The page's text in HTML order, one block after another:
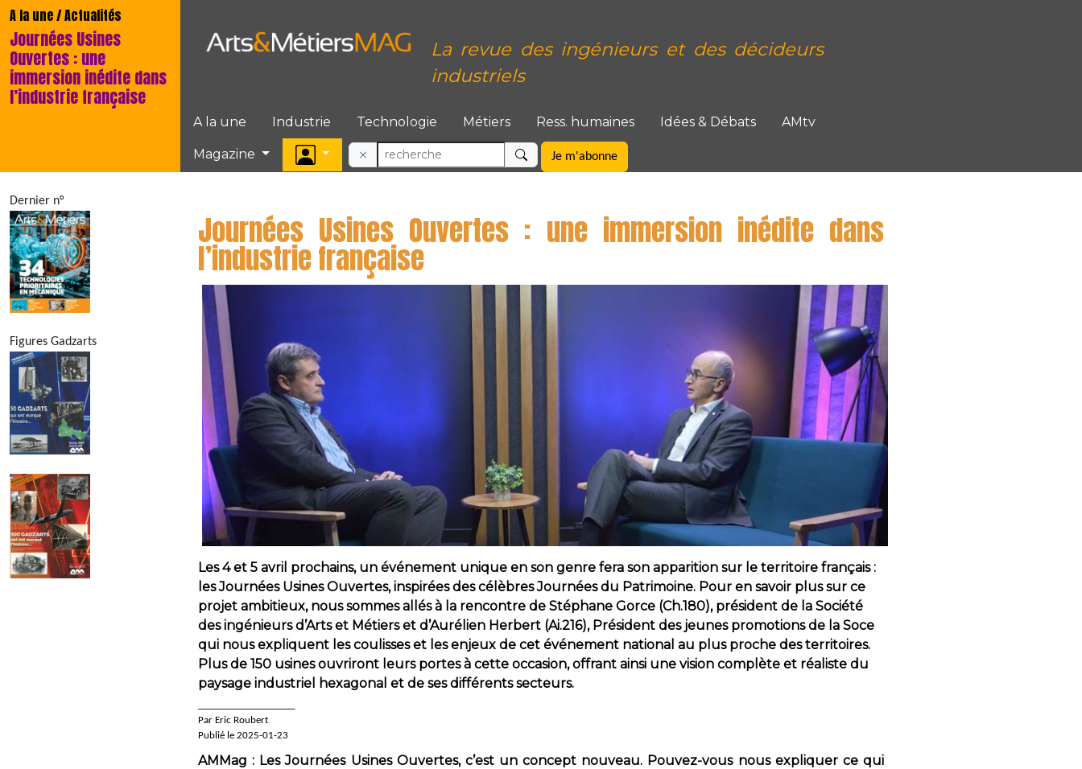
A la une / Actualités
Journées Usines
Ouvertes : une
immersion inédite dans
l’industrie française
La revue des ingénieurs et des décideurs
industriels
A la une Industrie Technologie Métiers Ress. humaines Idées & Débats AMtv
Magazine Je m'abonne
Dernier n°
Figures Gadzarts
Journées Usines Ouvertes : une immersion inédite dans
l’industrie française
Les 4 et 5 avril prochains, un événement unique en son genre fera son apparition sur le territoire français :
les Journées Usines Ouvertes, inspirées des célèbres Journées du Patrimoine. Pour en savoir plus sur ce
projet ambitieux, nous sommes allés à la rencontre de Stéphane Gorce (Ch.180), président de la Société
des ingénieurs d’Arts et Métiers et d’Aurélien Herbert (Ai.216), Président des jeunes promotions de la Soce
qui nous expliquent les coulisses et les enjeux de cet événement national au plus proche des territoires.
Plus de 150 usines ouvriront leurs portes à cette occasion, offrant ainsi une vision complète et réaliste du
paysage industriel hexagonal et de ses différents secteurs.
Par Eric Roubert
Publié le 2025-01-23
AMMag : Les Journées Usines Ouvertes, c’est un concept nouveau. Pouvez-vous nous expliquer ce qui